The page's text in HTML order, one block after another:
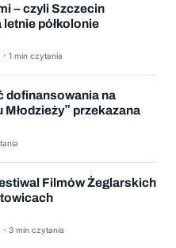
– czyli Szczecin
letnie półkolonie
1 min czytania
dofinansowania na
Młodzieży” przekazana
Filmów Żeglarskich
3 min czytania